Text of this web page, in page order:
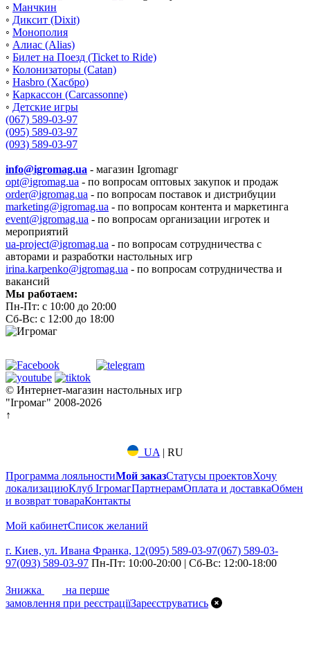
◦ Манчкин
◦ Диксит (Dixit)
◦ Монополия
◦ Алиас (Alias)
◦ Билет на Поезд (Ticket to Ride)
◦ Колонизаторы (Catan)
◦ Hasbro (Хасбро)
◦ Каркассон (Carcassonne)
◦ Детские игры
(067) 589-03-97
(095) 589-03-97
(093) 589-03-97
info@igromag.ua - магазин Igromagг
opt@igromag.ua - по вопросам оптовых закупок и продаж
order@igromag.ua - по вопросам поставок и дистрибуции
marketing@igromag.ua - по вопросам контента и маркетинга
event@igromag.ua - по вопросам организации игротек и
мероприятий
ua-project@igromag.ua - по вопросам сотрудничества с
авторами и разработки настольных игр
irina.karpenko@igromag.ua - по вопросам сотрудничества и
вакансий
Мы работаем:
Пн-Пт: с 10:00 до 20:00
Сб-Вс: с 12:00 до 18:00
© Интернет-магазин настольных игр
"Ігромаг" 2008-2026
↑
UA | RU
Программа лояльностиМой заказСтатусы проектовХочу
локализациюКлуб ІгромагПартнерамОплата и доставкаОбмен
и возврат товараКонтакты
Мой кабинетСписок желаний
г. Киев, ул. Ивана Франка, 12(095) 589-03-97(067) 589-03-
97(093) 589-03-97 Пн-Пт: 10:00-20:00 | Сб-Вс: 12:00-18:00
Знижка
на перше
замовлення при реєстраціїЗареєструватись